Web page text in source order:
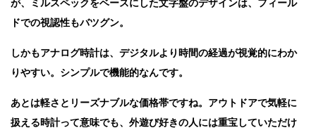
が、ミルスペックをベースにした文字盤のデザインは、フィール
ドでの視認性もバツグン。
しかもアナログ時計は、デジタルより時間の経過が視覚的にわか
りやすい。シンプルで機能的なんです。
あとは軽さとリーズナブルな価格帯ですね。アウトドアで気軽に
扱える時計って意味でも、外遊び好きの人には重宝していただけ